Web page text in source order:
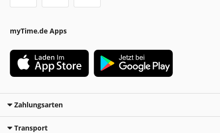
myTime.de Apps
Zahlungsarten
Transport